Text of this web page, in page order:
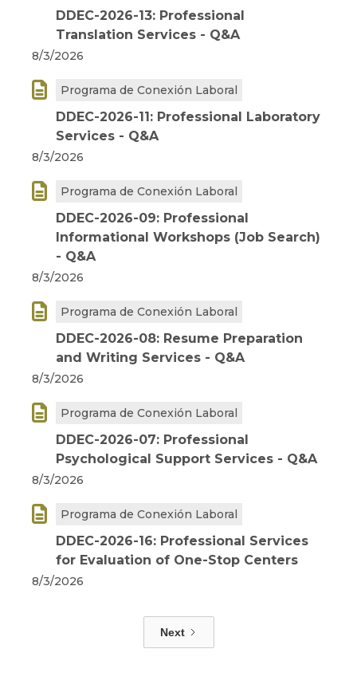
DDEC-2026-13: Professional
Translation Services - Q&A
8/3/2026
 Programa de Conexión Laboral
DDEC-2026-11: Professional Laboratory
Services - Q&A
8/3/2026
 Programa de Conexión Laboral
DDEC-2026-09: Professional
Informational Workshops (Job Search)
- Q&A
8/3/2026
 Programa de Conexión Laboral
DDEC-2026-08: Resume Preparation
and Writing Services - Q&A
8/3/2026
 Programa de Conexión Laboral
DDEC-2026-07: Professional
Psychological Support Services - Q&A
8/3/2026
 Programa de Conexión Laboral
DDEC-2026-16: Professional Services
for Evaluation of One-Stop Centers
8/3/2026
Next